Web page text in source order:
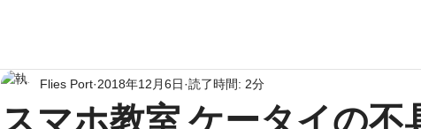
スマホ教室 ケータイの不
Flies Port 2018年12月6日 読了時間: 2分